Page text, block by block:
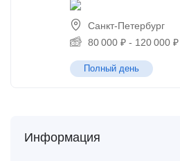
Санкт-Петербург
80 000 ₽ - 120 000 ₽
Полный день
Информация